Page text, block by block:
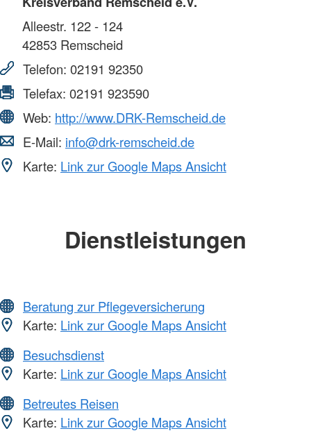
Alleestr. 122 - 124
42853 Remscheid
Telefon: 02191 92350
Telefax: 02191 923590
Web: http://www.DRK-Remscheid.de
E-Mail: info@drk-remscheid.de
Karte: Link zur Google Maps Ansicht
Dienstleistungen
Beratung zur Pflegeversicherung
Karte: Link zur Google Maps Ansicht
Besuchsdienst
Karte: Link zur Google Maps Ansicht
Betreutes Reisen
Karte: Link zur Google Maps Ansicht